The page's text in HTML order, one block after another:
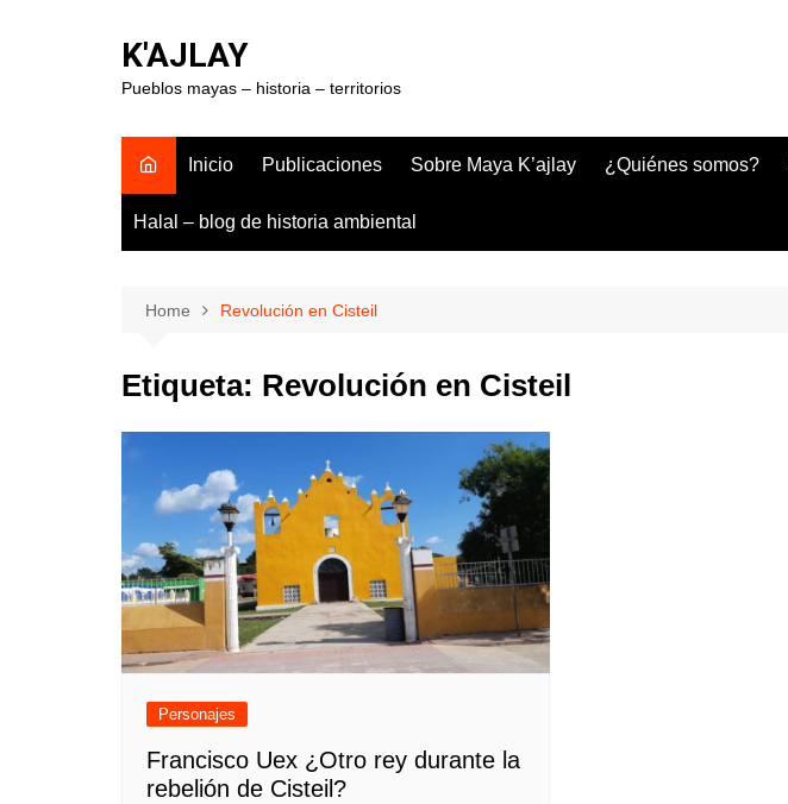
K'AJLAY
Pueblos mayas – historia – territorios
Inicio Publicaciones Sobre Maya K’ajlay ¿Quiénes somos?
Halal – blog de historia ambiental
Home Revolución en Cisteil
Etiqueta: Revolución en Cisteil
Personajes
Francisco Uex ¿Otro rey durante la
rebelión de Cisteil?